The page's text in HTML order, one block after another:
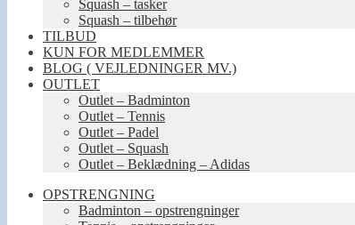
Squash – tasker
Squash – tilbehør
TILBUD
KUN FOR MEDLEMMER
BLOG ( VEJLEDNINGER MV.)
OUTLET
Outlet – Badminton
Outlet – Tennis
Outlet – Padel
Outlet – Squash
Outlet – Beklædning – Adidas
OPSTRENGNING
Badminton – opstrengninger